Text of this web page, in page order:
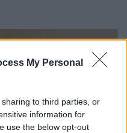
My Personal
to third parties, or
information for
use the below opt-out